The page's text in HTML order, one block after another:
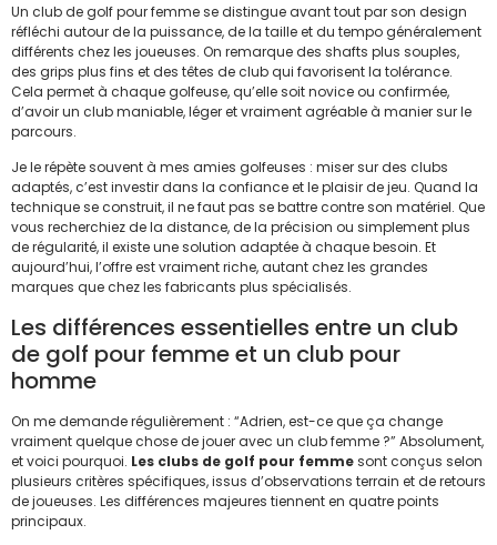
Un club de golf pour femme se distingue avant tout par son design
réfléchi autour de la puissance, de la taille et du tempo généralement
différents chez les joueuses. On remarque des shafts plus souples,
des grips plus fins et des têtes de club qui favorisent la tolérance.
Cela permet à chaque golfeuse, qu’elle soit novice ou confirmée,
d’avoir un club maniable, léger et vraiment agréable à manier sur le
parcours.
Je le répète souvent à mes amies golfeuses : miser sur des clubs
adaptés, c’est investir dans la confiance et le plaisir de jeu. Quand la
technique se construit, il ne faut pas se battre contre son matériel. Que
vous recherchiez de la distance, de la précision ou simplement plus
de régularité, il existe une solution adaptée à chaque besoin. Et
aujourd’hui, l’offre est vraiment riche, autant chez les grandes
marques que chez les fabricants plus spécialisés.
Les différences essentielles entre un club
de golf pour femme et un club pour
homme
On me demande régulièrement : “Adrien, est-ce que ça change
vraiment quelque chose de jouer avec un club femme ?” Absolument,
et voici pourquoi. Les clubs de golf pour femmesont conçus selon
plusieurs critères spécifiques, issus d’observations terrain et de retours
de joueuses. Les différences majeures tiennent en quatre points
principaux.